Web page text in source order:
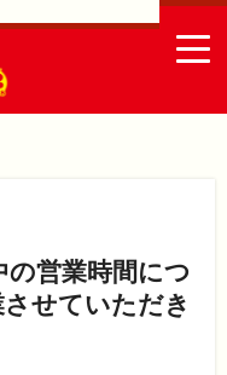
の営業時間につ
せていただき